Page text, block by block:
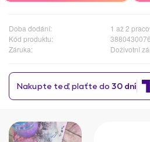
Doba dodání:
1 až 2
Kód produktu:
Záruka:
Doživotní